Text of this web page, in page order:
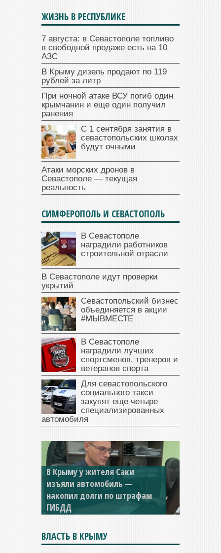
ЖИЗНЬ В РЕСПУБЛИКЕ
7 августа: в Севастополе топливо
в свободной продаже есть на 10
АЗС
В Крыму дизель продают по 119
рублей за литр
При ночной атаке ВСУ погиб один
крымчанин и еще один получил
ранения
С 1 сентября занятия в
севастопольских школах
будут очными
Атаки морских дронов в
Севастополе — текущая
реальность
СИМФЕРОПОЛЬ И СЕВАСТОПОЛЬ
В Севастополе
наградили работников
строительной отрасли
В Севастополе идут проверки
укрытий
Севастопольский бизнес
объединяется в акции
#МЫВМЕСТЕ
В Севастополе
наградили лучших
спортсменов, тренеров и
ветеранов спорта
Для севастопольского
социального такси
закупят еще четыре
специализированных
автомобиля
В Крыму у жителя Саки
изъяли автомобиль —
накопил долги по штрафам
ГИБДД
ВЛАСТЬ В КРЫМУ